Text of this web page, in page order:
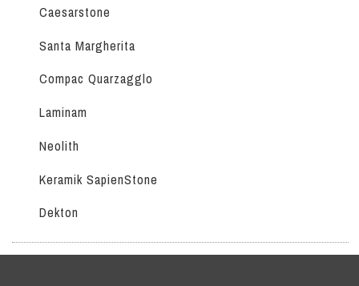
Caesarstone
Santa Margherita
Compac Quarzagglo
Laminam
Neolith
Keramik SapienStone
Dekton